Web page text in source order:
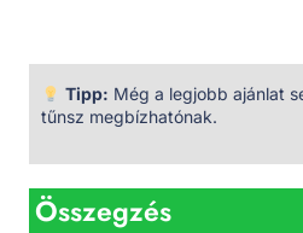
Tipp: Még a legjobb ajánlat
tűnsz megbízhatónak.
Összegzés